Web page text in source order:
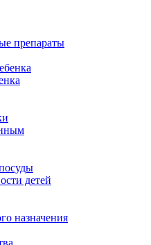
препараты
детей
назначения